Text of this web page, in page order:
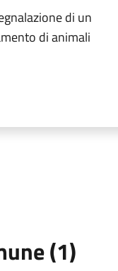
di un
di animali
(1)